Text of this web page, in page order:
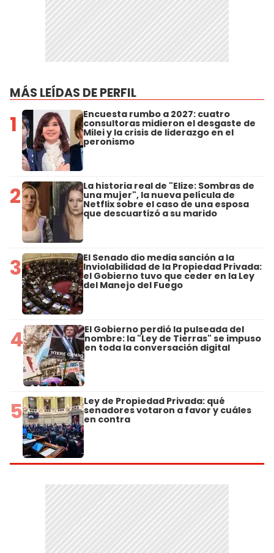
MÁS LEÍDAS DE PERFIL
1 Encuesta rumbo a 2027: cuatro
consultoras midieron el desgaste de
Milei y la crisis de liderazgo en el
peronismo
2 La historia real de "Elize: Sombras de
una mujer", la nueva película de
Netflix sobre el caso de una esposa
que descuartizó a su marido
3 El Senado dio media sanción a la
Inviolabilidad de la Propiedad Privada:
el Gobierno tuvo que ceder en la Ley
del Manejo del Fuego
4 El Gobierno perdió la pulseada del
nombre: la "Ley de Tierras" se impuso
en toda la conversación digital
5 Ley de Propiedad Privada: qué
senadores votaron a favor y cuáles
en contra